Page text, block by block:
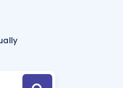
Hesaplama Aracı
için Öneriler
Tek Takvimde
Hoca ile seni sınava